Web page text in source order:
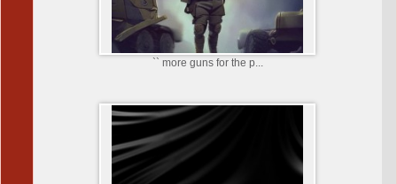
`` more guns for the p...